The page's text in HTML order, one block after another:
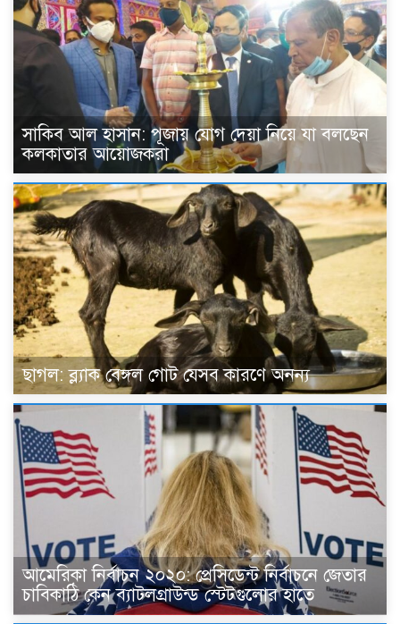
সাকিব আল হাসান: পূজায় যোগ দেয়া নিয়ে যা বলছেন
কলকাতার আয়োজকরা
ছাগল: ব্ল্যাক বেঙ্গল গোট যেসব কারণে অনন্য
আমেরিকা নির্বাচন ২০২০: প্রেসিডেন্ট নির্বাচনে জেতার
চাবিকাঠি কেন ব্যাটলগ্রাউন্ড স্টেটগুলোর হাতে